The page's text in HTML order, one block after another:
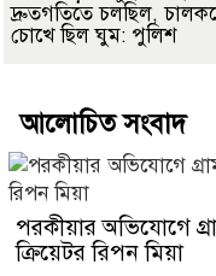
দ্রুতগতিতে চলছিল,
চোখে ছিল ঘুম: পুলিশ
আলোচিত সংবাদ
পরকীয়ার অভিযোগে
ক্রিয়েটর রিপন মিয়া